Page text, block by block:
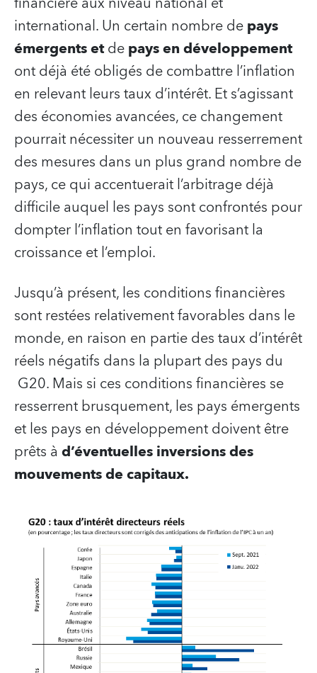
international. Un certain nombre depays
émergents etdepays en développement
ont déjà été obligés de combattre l’inflation
en relevant leurs taux d’intérêt. Et s’agissant
des économies avancées, ce changement
pourrait nécessiter un nouveau resserrement
des mesures dans un plus grand nombre de
pays, ce qui accentuerait l’arbitrage déjà
difficile auquel les pays sont confrontés pour
dompter l’inflation tout en favorisant la
croissance et l’emploi.
Jusqu’à présent, les conditions financières
sont restées relativement favorables dans le
monde, en raison en partie des taux d’intérêt
réels négatifs dans la plupart des pays du
G20. Mais si ces conditions financières se
resserrent brusquement, les pays émergents
et les pays en développement doivent être
prêts à d’éventuelles inversions des
mouvements de capitaux.